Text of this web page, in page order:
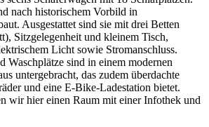
nach historischem Vorbild in
Ausgestattet sind sie mit drei Betten
Sitzgelegenheit und kleinem Tisch,
Licht sowie Stromanschluss.
Waschplätze sind in einem modernen
untergebracht, das zudem überdachte
und eine E-Bike-Ladestation bietet.
wir hier einen Raum mit einer Infothek und